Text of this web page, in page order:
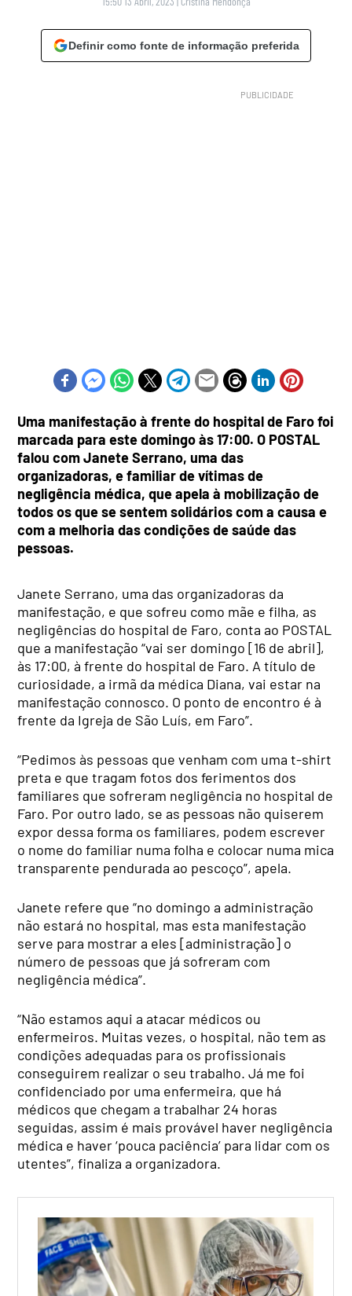
Definir como fonte de informação preferida
Uma manifestação à frente do hospital de Faro foi
marcada para este domingo às 17:00. O POSTAL
falou com Janete Serrano, uma das
organizadoras, e familiar de vítimas de
negligência médica, que apela à mobilização de
todos os que se sentem solidários com a causa e
com a melhoria das condições de saúde das
pessoas.
Janete Serrano, uma das organizadoras da
manifestação, e que sofreu como mãe e filha, as
negligências do hospital de Faro, conta ao POSTAL
que a manifestação “vai ser domingo [16 de abril],
às 17:00, à frente do hospital de Faro. A título de
curiosidade, a irmã da médica Diana, vai estar na
manifestação connosco. O ponto de encontro é à
frente da Igreja de São Luís, em Faro”.
“Pedimos às pessoas que venham com uma t-shirt
preta e que tragam fotos dos ferimentos dos
familiares que sofreram negligência no hospital de
Faro. Por outro lado, se as pessoas não quiserem
expor dessa forma os familiares, podem escrever
o nome do familiar numa folha e colocar numa mica
transparente pendurada ao pescoço”, apela.
Janete refere que “no domingo a administração
não estará no hospital, mas esta manifestação
serve para mostrar a eles [administração] o
número de pessoas que já sofreram com
negligência médica”.
“Não estamos aqui a atacar médicos ou
enfermeiros. Muitas vezes, o hospital, não tem as
condições adequadas para os profissionais
conseguirem realizar o seu trabalho. Já me foi
confidenciado por uma enfermeira, que há
médicos que chegam a trabalhar 24 horas
seguidas, assim é mais provável haver negligência
médica e haver ‘pouca paciência’ para lidar com os
utentes”, finaliza a organizadora.